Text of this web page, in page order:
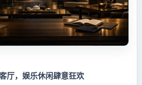
厅，娱乐休闲肆意狂欢